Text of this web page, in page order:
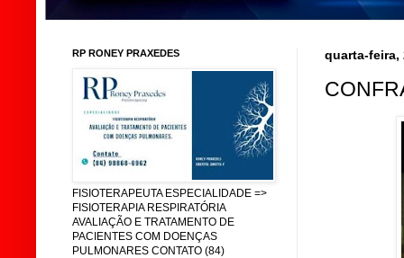
quarta-feira,
RP RONEY PRAXEDES
FISIOTERAPEUTA ESPECIALIDADE =>
FISIOTERAPIA RESPIRATÓRIA
AVALIAÇÃO E TRATAMENTO DE
PACIENTES COM DOENÇAS
PULMONARES CONTATO (84)